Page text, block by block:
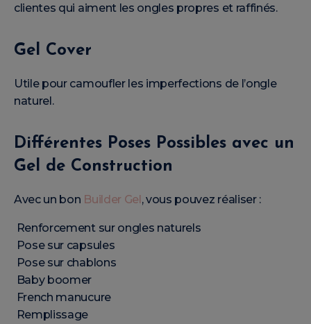
clientes qui aiment les ongles propres et raffinés.
Gel Cover
Utile pour camoufler les imperfections de l’ongle
naturel.
Différentes Poses Possibles avec un
Gel de Construction
Avec un bon Builder Gel, vous pouvez réaliser :
Renforcement sur ongles naturels
Pose sur capsules
Pose sur chablons
Baby boomer
French manucure
Remplissage